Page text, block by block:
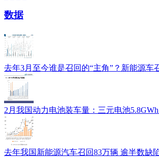
数据
去年3月至今谁是召回的“主角”？新能源车
2月我国动力电池装车量：三元电池
去年我国新能源汽车召回83万辆 逾半数缺